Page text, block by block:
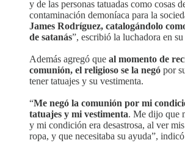
y de las personas tatuadas como cosas
contaminación demoníaca para la
James Rodríguez, catalogándolo
de satanás”, escribió la luchadora en su
Además agregó que al momento de
comunión, el religioso se la negó por
tener tatuajes y su vestimenta.
“Me negó la comunión por mi
tatuajes y mi vestimenta. Me dijo que
y mi condición era desastrosa, al ver
ropa, y que necesitaba su ayuda”,